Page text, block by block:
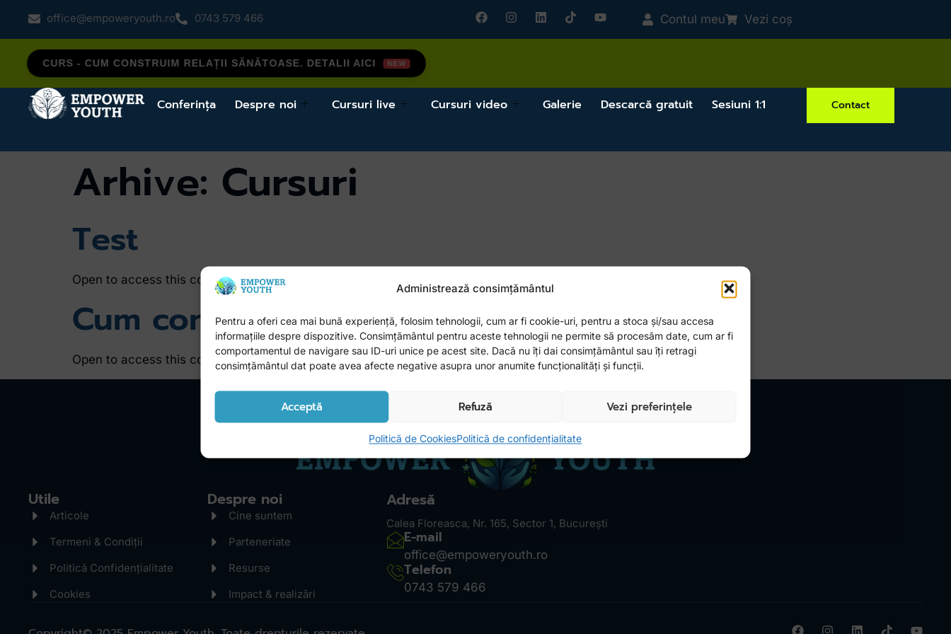
Administrează consimțământul
Pentru a oferi cea mai bună experiență, folosim tehnologii, cum ar fi cookie-uri, pentru a stoca și/sau accesa
informațiile despre dispozitive. Consimțământul pentru aceste tehnologii ne permite să procesăm date, cum ar fi
comportamentul de navigare sau ID-uri unice pe acest site. Dacă nu îți dai consimțământul sau îți retragi
consimțământul dat poate avea afecte negative asupra unor anumite funcționalități și funcții.
Acceptă Refuză Vezi preferințele
Politică de CookiesPolitică de confidențialitate
office@empoweryouth.ro 0743 579 466 Contul meu Vezi coș
CURS - CUM CONSTRUIM RELAȚII SĂNĂTOASE. DETALII AICI
Conferința Despre noi Cursuri live Cursuri video Galerie Descarcă gratuit Sesiuni 1:1 Contact
Arhive: Cursuri
Test
Open to access this content
Cum construim relații sănătoase?
Open to access this content
Utile
Articole
Termeni & Condiții
Politică Confidențialitate
Cookies
Despre noi
Cine suntem
Parteneriate
Resurse
Impact & realizări
Adresă
Calea Floreasca, Nr. 165, Sector 1, București
E-mail
office@empoweryouth.ro
Telefon
0743 579 466